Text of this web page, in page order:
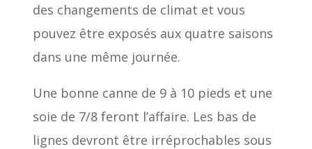
des changements de climat et vous
pouvez être exposés aux quatre saisons
dans une même journée.
Une bonne canne de 9 à 10 pieds et une
soie de 7/8 feront l’affaire. Les bas de
lignes devront être irréprochables sous